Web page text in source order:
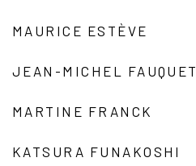
MAURICE ESTÈVE
JEAN-MICHEL FAUQUET
MARTINE FRANCK
KATSURA FUNAKOSHI